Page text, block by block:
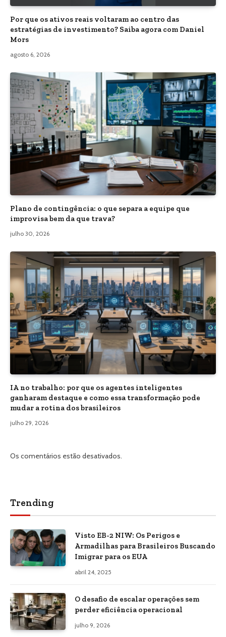
Por que os ativos reais voltaram ao centro das
estratégias de investimento? Saiba agora com Daniel
Mors
agosto 6, 2026
Plano de contingência: o que separa a equipe que
improvisa bem da que trava?
julho 30, 2026
IA no trabalho: por que os agentes inteligentes
ganharam destaque e como essa transformação pode
mudar a rotina dos brasileiros
julho 29, 2026
Os comentários estão desativados.
Trending
Visto EB-2 NIW: Os Perigos e
Armadilhas para Brasileiros Buscando
Imigrar para os EUA
abril 24, 2025
O desafio de escalar operações sem
perder eficiência operacional
julho 9, 2026